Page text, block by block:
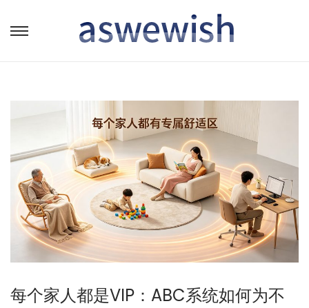
转
航
跳
容
每个家人都是VIP：ABC系统如何为不